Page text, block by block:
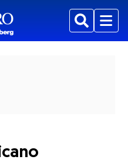
BuscarMenu